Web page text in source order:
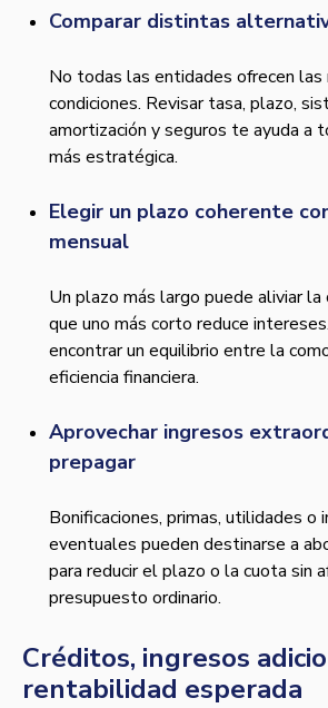
Comparar distintas
No todas las entidades ofrecen las
condiciones. Revisar tasa, plazo,
amortización y seguros te ayuda a
más estratégica.
Elegir un plazo coherente
mensual
Un plazo más largo puede aliviar la
que uno más corto reduce
encontrar un equilibrio entre la
eficiencia financiera.
Aprovechar ingresos
prepagar
Bonificaciones, primas, utilidades o
eventuales pueden destinarse a
para reducir el plazo o la cuota sin
presupuesto ordinario.
Créditos, ingresos
rentabilidad esperada